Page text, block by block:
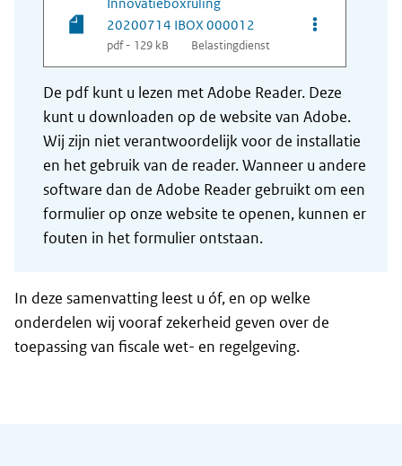
20200714 IBOX 000012
pdf - 129 kB Belastingdienst
Opties van
De pdf kunt u lezen met Adobe Reader. Deze
kunt u downloaden op de website van Adobe.
Wij zijn niet verantwoordelijk voor de installatie
en het gebruik van de reader. Wanneer u andere
software dan de Adobe Reader gebruikt om een
formulier op onze website te openen, kunnen er
fouten in het formulier ontstaan.
In deze samenvatting leest u óf, en op welke
onderdelen wij vooraf zekerheid geven over de
toepassing van fiscale wet- en regelgeving.